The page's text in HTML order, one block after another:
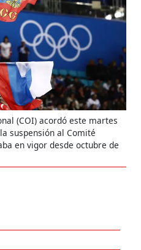
(COI) acordó este martes
suspensión al Comité
en vigor desde octubre de